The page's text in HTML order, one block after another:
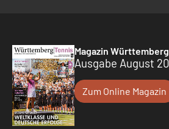
Magazin
Ausgabe August
Zum Online Magazin